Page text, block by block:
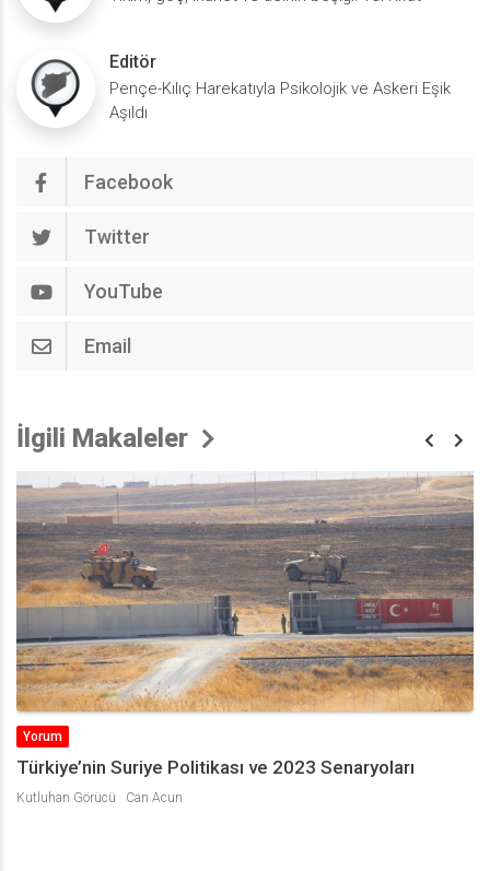
Editör
Pençe-Kılıç Harekatıyla Psikolojik ve Askeri Eşik
Aşıldı
Facebook
Twitter
YouTube
Email
İlgili Makaleler
Yorum
Türkiye’nin Suriye Politikası ve 2023 Senaryoları
Kutluhan Görücü Can Acun